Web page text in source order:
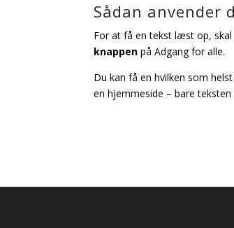
Sådan anvender
For at få en tekst læst op,
knappen på Adgang for alle.
Du kan få en hvilken som
en hjemmeside – bare